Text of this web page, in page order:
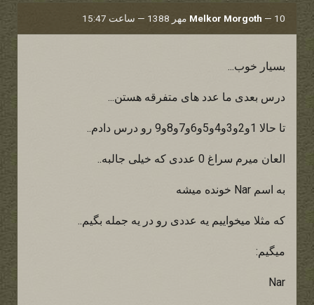
Melkor Morgoth — 10 مهر 1388 — ساعت 15:47
بسیار خوب...
درس بعدی ما عدد های متفرقه هستن...
تا حالا 1و2و3و4و5و6و7و8و9 رو درس دادم..
العان میرم سراغ 0 عددی که خیلی جالبه..
به اسم Nar خونده میشه
که مثلا میخواییم یه عددی رو در یه جمله بگیم..
میگیم:
Nar